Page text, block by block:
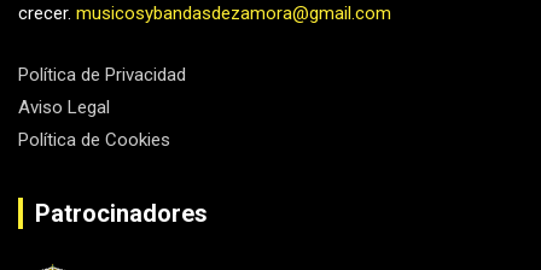
crecer. musicosybandasdezamora@gmail.com
Política de Privacidad
Aviso Legal
Política de Cookies
Patrocinadores